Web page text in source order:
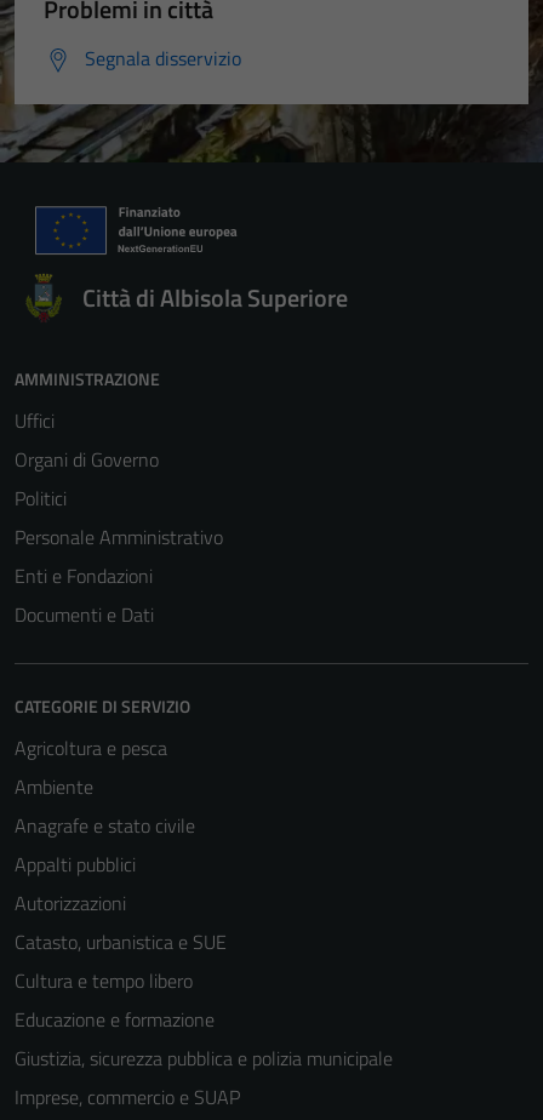
Problemi in città
Segnala disservizio
Città di Albisola Superiore
AMMINISTRAZIONE
Uffici
Organi di Governo
Politici
Personale Amministrativo
Enti e Fondazioni
Documenti e Dati
CATEGORIE DI SERVIZIO
Agricoltura e pesca
Ambiente
Anagrafe e stato civile
Appalti pubblici
Autorizzazioni
Catasto, urbanistica e SUE
Cultura e tempo libero
Educazione e formazione
Giustizia, sicurezza pubblica e polizia municipale
Imprese, commercio e SUAP
essere
disabilitati.